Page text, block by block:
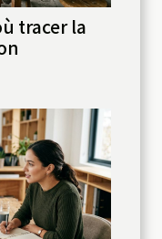
tracer la